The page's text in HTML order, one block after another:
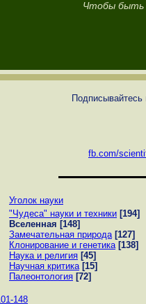
Чтобы быть
Подписывайтесь
fb.com/
Уголок науки
"Чудеса" науки и техники [194]
Вселенная [148]
Замечательная природа [127]
Клонирование и генетика [138]
Наука и религия [45]
Научная критика [15]
Палеонтология [72]
148